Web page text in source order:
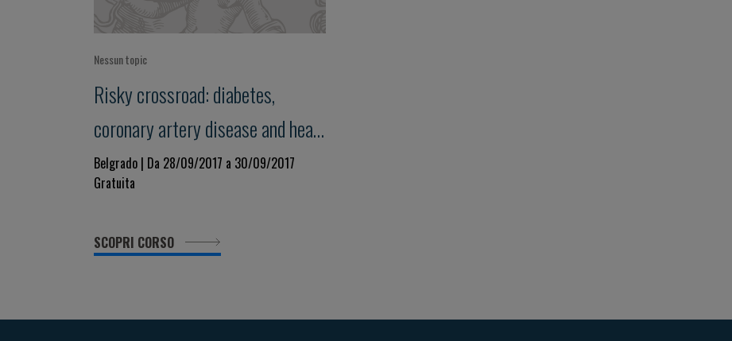
Nessun topic
Risky crossroad: diabetes,
coronary artery disease and heart
failure
Belgrado | Da 28/09/2017 a 30/09/2017
Gratuita
SCOPRI CORSO